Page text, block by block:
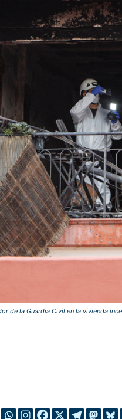
de la Guardia Civil en la vivienda